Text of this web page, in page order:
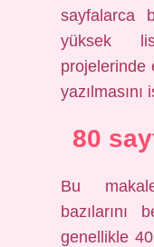
sayfalarca
yüksek
projelerinde
yazılmasını
80
Bu
bazılarını
genellikle